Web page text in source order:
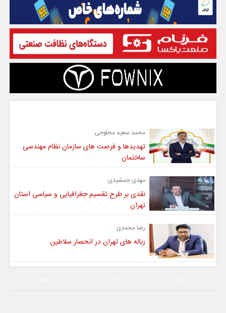
محمد سعید محلوجی
تهدیدها و فرصت های سازمان نظام مهندسی
ساختمان
مهدی جمشیدی
نقدی بر طرح تقسیم جغرافیایی و سیاسی استان
تهران
رضا محمدی
زباله های تهران در انحصار سلاطین